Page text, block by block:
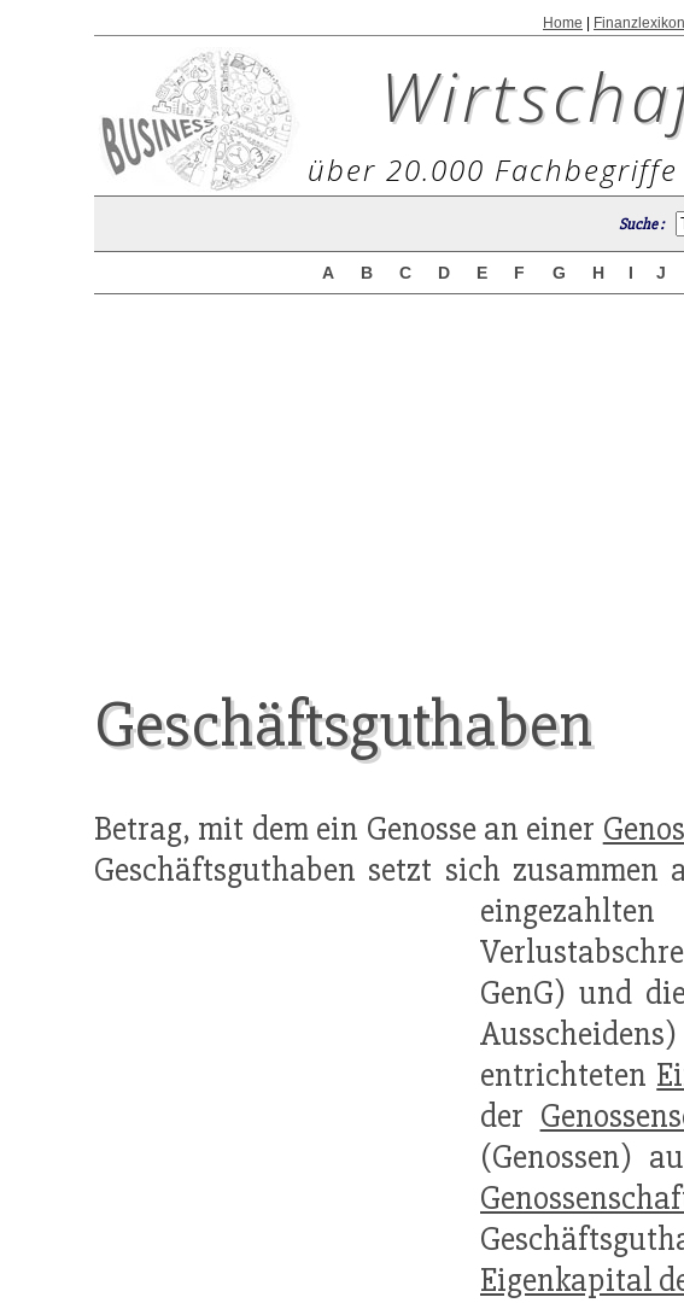
Home Finanzlexikon
über 20.000
Suche :
A B C D E F G H I J
Geschäftsguthaben
Betrag, mit dem ein Genosse an einer
Geschäftsguthaben setzt sich
GenG) und
entrichteten
der
(Genossen)
Eigenkapital